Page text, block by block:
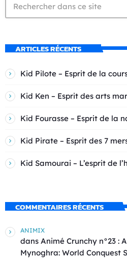
ARTICLES RÉCENTS
Kid Pilote – Esprit de la
Kid Ken – Esprit des arts
Kid Fourasse – Esprit de la
Kid Pirate – Esprit des 7
Kid Samourai – L’esprit de
COMMENTAIRES RÉCENTS
ANIMIX
dans Animé Crunchy n°23 :
Mynoghra: World Conquest